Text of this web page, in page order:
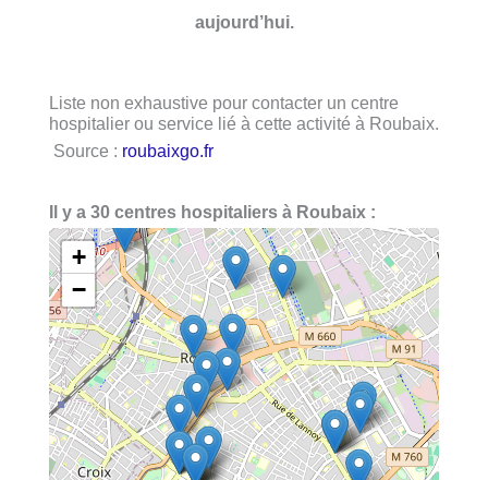
aujourd’hui.
Liste non exhaustive pour contacter un centre
hospitalier ou service lié à cette activité à Roubaix.
Source : roubaixgo.fr
Il y a 30 centres hospitaliers à Roubaix :
+
−